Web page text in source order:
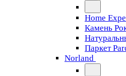
Home
Камень
Паркет
Norland